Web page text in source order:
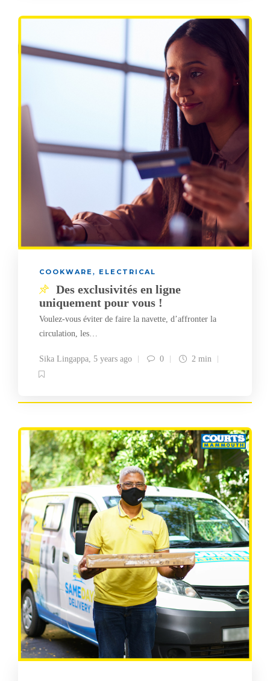
COOKWARE, ELECTRICAL
Des exclusivités en ligne
uniquement pour vous !
Voulez-vous éviter de faire la navette, d’affronter la
circulation, les…
Sika Lingappa, 5 years ago 0 2 min